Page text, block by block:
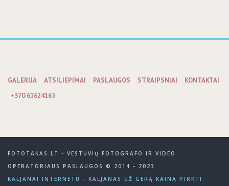
GALERIJA ATSILIEPIMAI PASLAUGOS STRAIPSNIAI
KONTAKTAI
+370 61624165
FOTOTAKAS.LT - VESTUVIŲ FOTOGRAFO IR VIDEO
OPERATORIAUS PASLAUGOS © 2014 - 2023
KALJANAI INTERNETU - KALJANAS UŽ GERĄ KAINĄ PIRKTI